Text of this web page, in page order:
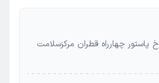
پاستور چهارراه قطران مرکزسلامت